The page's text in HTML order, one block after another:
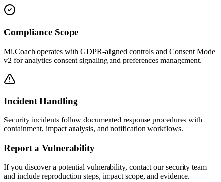
Compliance Scope
Mi.Coach operates with GDPR-aligned controls and Consent Mode
v2 for analytics consent signaling and preferences management.
Incident Handling
Security incidents follow documented response procedures with
containment, impact analysis, and notification workflows.
Report a Vulnerability
If you discover a potential vulnerability, contact our security team
and include reproduction steps, impact scope, and evidence.